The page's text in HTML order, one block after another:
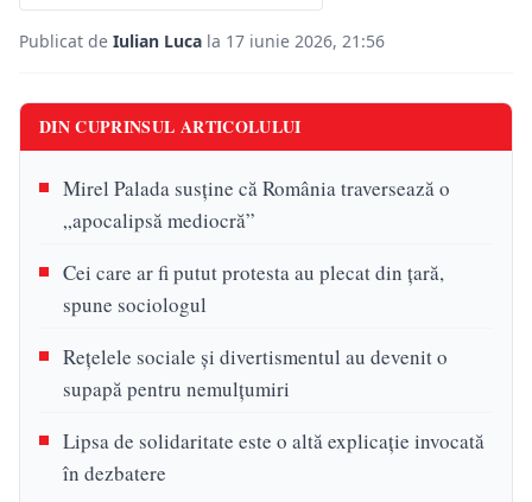
Publicat de Iulian Luca la 17 iunie 2026, 21:56
DIN CUPRINSUL ARTICOLULUI
Mirel Palada susține că România traversează o
„apocalipsă mediocră”
Cei care ar fi putut protesta au plecat din țară,
spune sociologul
Rețelele sociale și divertismentul au devenit o
supapă pentru nemulțumiri
Lipsa de solidaritate este o altă explicație invocată
în dezbatere